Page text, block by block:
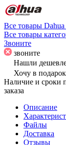
Все товары
Все товары
Звоните
звоните
Нашли
Хочу в подарок
Наличие и сроки
заказа
Описание
Файлы
Доставка
Отзывы